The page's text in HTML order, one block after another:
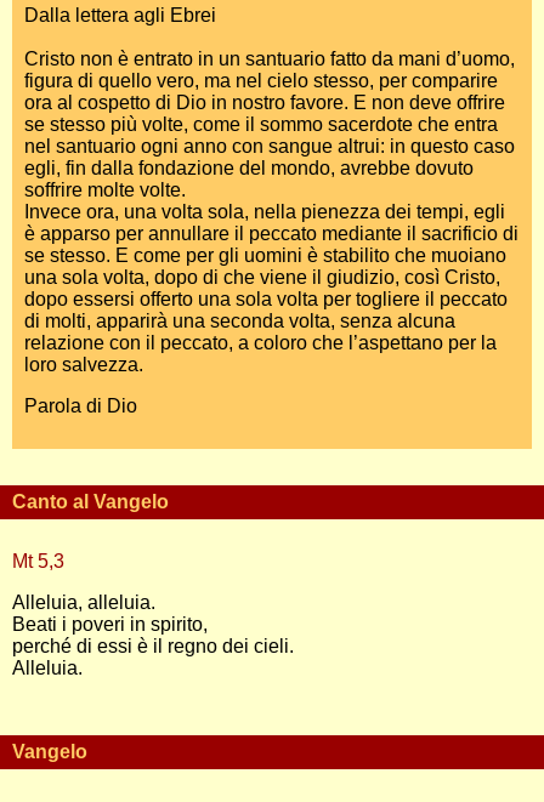
Dalla lettera agli Ebrei
Cristo non è entrato in un santuario fatto da mani d’uomo,
figura di quello vero, ma nel cielo stesso, per comparire
ora al cospetto di Dio in nostro favore. E non deve offrire
se stesso più volte, come il sommo sacerdote che entra
nel santuario ogni anno con sangue altrui: in questo caso
egli, fin dalla fondazione del mondo, avrebbe dovuto
soffrire molte volte.
Invece ora, una volta sola, nella pienezza dei tempi, egli
è apparso per annullare il peccato mediante il sacrificio di
se stesso. E come per gli uomini è stabilito che muoiano
una sola volta, dopo di che viene il giudizio, così Cristo,
dopo essersi offerto una sola volta per togliere il peccato
di molti, apparirà una seconda volta, senza alcuna
relazione con il peccato, a coloro che l’aspettano per la
loro salvezza.
Parola di Dio
Canto al Vangelo
Mt 5,3
Alleluia, alleluia.
Beati i poveri in spirito,
perché di essi è il regno dei cieli.
Alleluia.
Vangelo